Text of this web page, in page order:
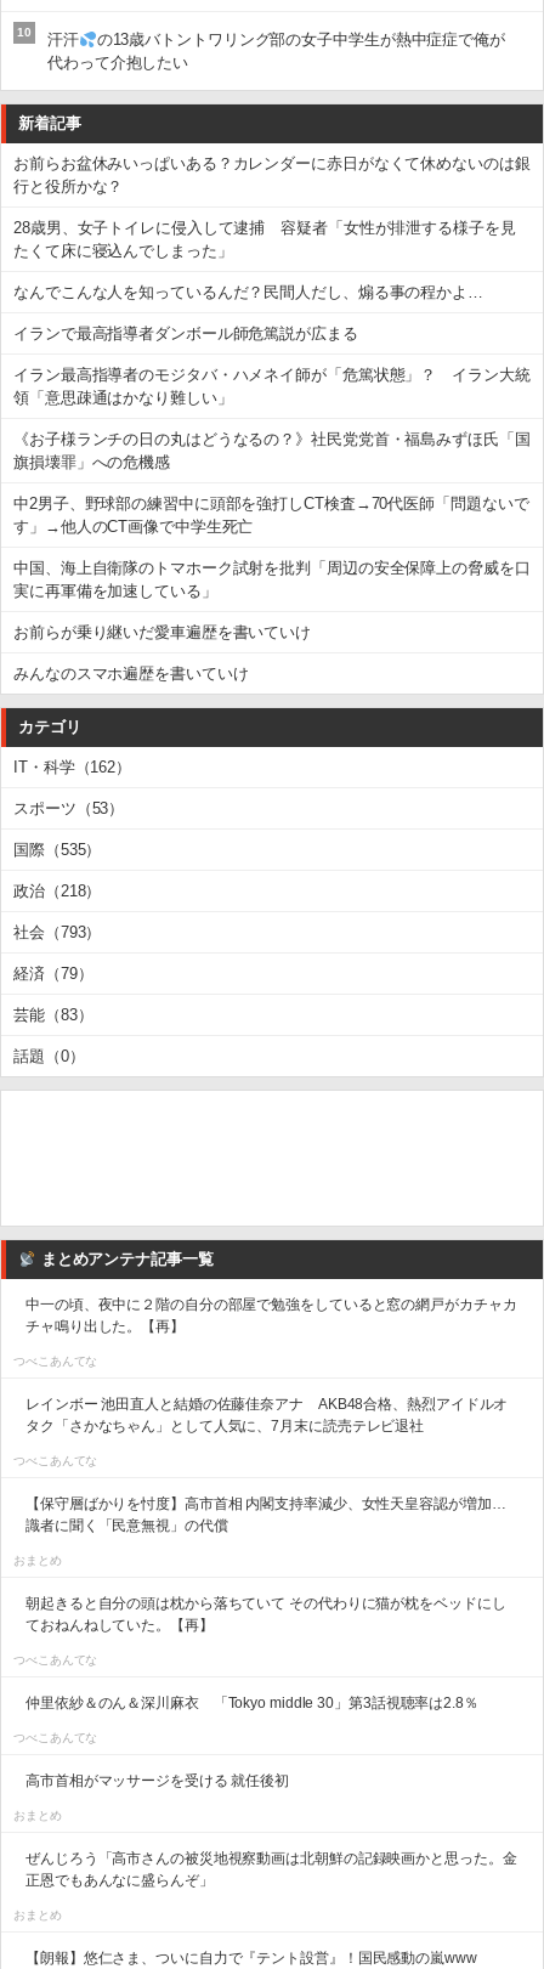
10 汗汗
の13歳バトントワリング部の女子中学生が熱中症症で俺が
代わって介抱したい
新着記事
お前らお盆休みいっぱいある？カレンダーに赤日がなくて休めないのは銀
行と役所かな？
28歳男、女子トイレに侵入して逮捕 容疑者「女性が排泄する様子を見
たくて床に寝込んでしまった」
なんでこんな人を知っているんだ？民間人だし、煽る事の程かよ…
イランで最高指導者ダンボール師危篤説が広まる
イラン最高指導者のモジタバ・ハメネイ師が「危篤状態」？ イラン大統
領「意思疎通はかなり難しい」
《お子様ランチの日の丸はどうなるの？》社民党党首・福島みずほ氏「国
旗損壊罪」への危機感
中2男子、野球部の練習中に頭部を強打しCT検査→70代医師「問題ないで
す」→他人のCT画像で中学生死亡
中国、海上自衛隊のトマホーク試射を批判「周辺の安全保障上の脅威を口
実に再軍備を加速している」
お前らが乗り継いだ愛車遍歴を書いていけ
みんなのスマホ遍歴を書いていけ
カテゴリ
IT・科学（162）
スポーツ（53）
国際（535）
政治（218）
社会（793）
経済（79）
芸能（83）
話題（0）
まとめアンテナ記事一覧
中一の頃、夜中に２階の自分の部屋で勉強をしていると窓の網戸がカチャカ
チャ鳴り出した。【再】
つべこあんてな
レインボー 池田直人と結婚の佐藤佳奈アナ AKB48合格、熱烈アイドルオ
タク「さかなちゃん」として人気に、7月末に読売テレビ退社
つべこあんてな
【保守層ばかりを忖度】高市首相 内閣支持率減少、女性天皇容認が増加…
識者に聞く「民意無視」の代償
おまとめ
朝起きると自分の頭は枕から落ちていて その代わりに猫が枕をベッドにし
ておねんねしていた。【再】
つべこあんてな
仲里依紗＆のん＆深川麻衣 「Tokyo middle 30」第3話視聴率は2.8％
つべこあんてな
高市首相がマッサージを受ける 就任後初
おまとめ
ぜんじろう「高市さんの被災地視察動画は北朝鮮の記録映画かと思った。金
正恩でもあんなに盛らんぞ」
おまとめ
【朗報】悠仁さま、ついに自力で『テント設営』！国民感動の嵐www